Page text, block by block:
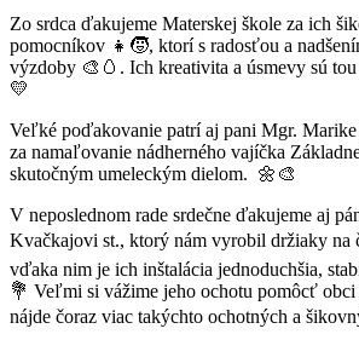
Zo srdca ďakujeme Materskej škole za ich
pomocníkov 👧🧒, ktorí s radosťou a
výzdoby 🎨🥚. Ich kreativita a úsmevy sú
💛
Veľké poďakovanie patrí aj pani Mgr.
za namaľovanie nádherného vajíčka
skutočným umeleckým dielom. 🌼🎨
V neposlednom rade srdečne ďakujeme aj
Kvačkajovi st., ktorý nám vyrobil držiaky na
vďaka nim je ich inštalácia jednoduchšia,
💐 Veľmi si vážime jeho ochotu pomôcť obci
nájde čoraz viac takýchto ochotných a